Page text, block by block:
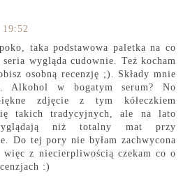
19:52
taka podstawowa paletka na co
wygląda cudownie. Też kocham
osobną recenzję ;). Składy mnie
Alkohol w bogatym serum? No
zdjęcie z tym kółeczkiem
takich tradycyjnych, ale na lato
niż totalny mat przy
Do tej pory nie byłam zachwycona
więc z niecierpliwością czekam co o
:)